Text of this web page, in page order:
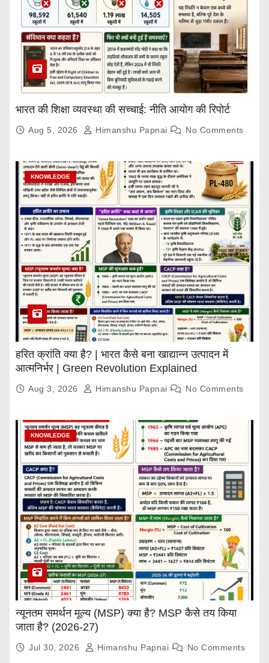
भारत की शिक्षा व्यवस्था की सच्चाई: नीति आयोग की रिपोर्ट
Aug 5, 2026 Himanshu Papnai No Comments
KNOWLEDGE
हरित क्रांति क्या है? | भारत कैसे बना खाद्यान्न उत्पादन में
आत्मनिर्भर | Green Revolution Explained
Aug 3, 2026 Himanshu Papnai No Comments
KNOWLEDGE
न्यूनतम समर्थन मूल्य (MSP) क्या है? MSP कैसे तय किया
जाता है? (2026-27)
Jul 30, 2026 Himanshu Papnai No Comments